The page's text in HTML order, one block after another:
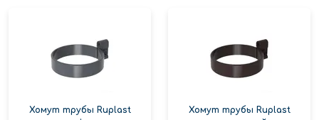
Хомут трубы Ruplast
Хомут трубы Ruplast